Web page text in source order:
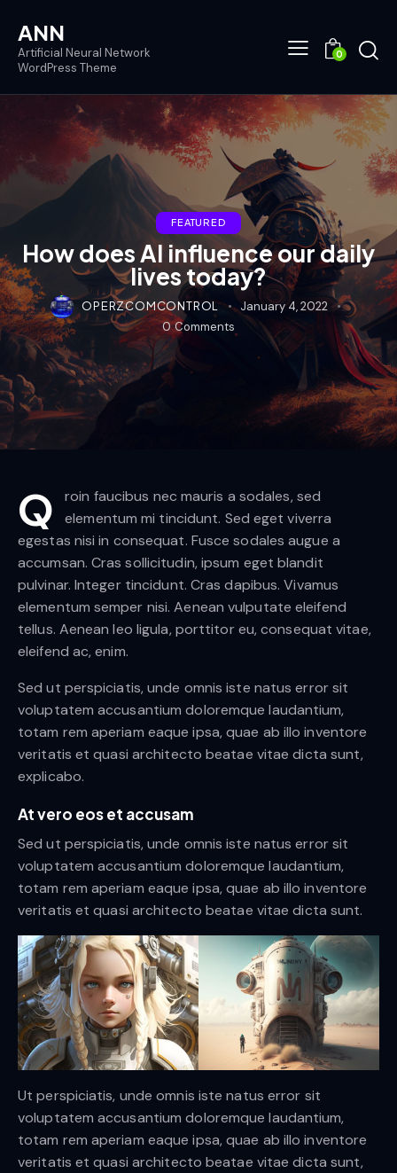
ANN
Artificial Neural Network
WordPress Theme
0
FEATURED
How does AI influence our daily
lives today?
OPERZCOMCONTROL
January 4, 2022
0 Comments
Q
roin faucibus nec mauris a sodales, sed
elementum mi tincidunt. Sed eget viverra
egestas nisi in consequat. Fusce sodales augue a
accumsan. Cras sollicitudin, ipsum eget blandit
pulvinar. Integer tincidunt. Cras dapibus. Vivamus
elementum semper nisi. Aenean vulputate eleifend
tellus. Aenean leo ligula, porttitor eu, consequat vitae,
eleifend ac, enim.
Sed ut perspiciatis, unde omnis iste natus error sit
voluptatem accusantium doloremque laudantium,
totam rem aperiam eaque ipsa, quae ab illo inventore
veritatis et quasi architecto beatae vitae dicta sunt,
explicabo.
At vero eos et accusam
Sed ut perspiciatis, unde omnis iste natus error sit
voluptatem accusantium doloremque laudantium,
totam rem aperiam eaque ipsa, quae ab illo inventore
veritatis et quasi architecto beatae vitae dicta sunt.
Ut perspiciatis, unde omnis iste natus error sit
voluptatem accusantium doloremque laudantium,
totam rem aperiam eaque ipsa, quae ab illo inventore
veritatis et quasi architecto beatae vitae dicta sunt,